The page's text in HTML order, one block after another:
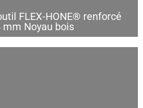
FLEX-HONE® renforcé
Noyau bois